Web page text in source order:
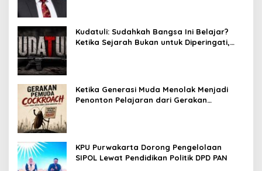
Kudatuli: Sudahkah Bangsa Ini Belajar?
Ketika Sejarah Bukan untuk Diperingati,
Ketika Generasi Muda Menolak Menjadi
Penonton Pelajaran dari Gerakan
KPU Purwakarta Dorong Pengelolaan
SIPOL Lewat Pendidikan Politik DPD PAN